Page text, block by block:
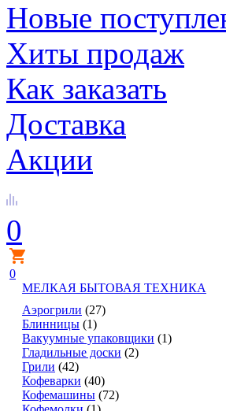
Новые
Хиты продаж
Как заказать
Доставка
Акции
0
0
МЕЛКАЯ БЫТОВАЯ ТЕХНИКА
Аэрогрили (27)
Блинницы (1)
Вакуумные упаковщики (1)
Гладильные доски (2)
Грили (42)
Кофеварки (40)
Кофемашины (72)